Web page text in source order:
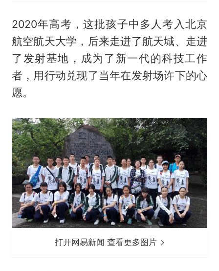
2020年高考，这批孩子中多人考入北京
航空航天大学，后来走进了航天城、走进
了发射基地，成为了新一代的科技工作
者，用行动兑现了当年在发射场许下的心
愿。
打开网易新闻 查看更多图片